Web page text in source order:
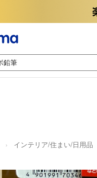
インテリア/住まい/日用品